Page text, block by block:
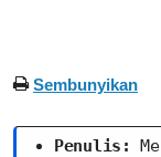
Sembunyikan
Penulis: